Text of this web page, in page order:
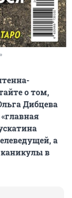
о том,
Дибцева
а
каникулы в